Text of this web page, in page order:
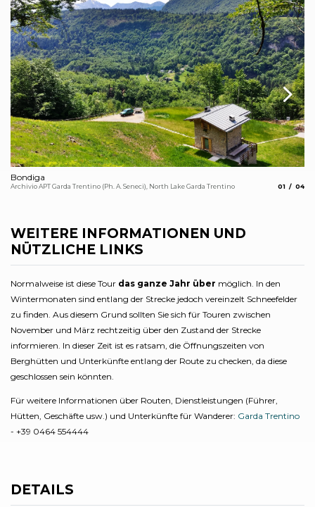
Bondiga
Archivio APT Garda Trentino (Ph. A. Seneci), North Lake Garda Trentino 01 04
WEITERE INFORMATIONEN UND
NÜTZLICHE LINKS
Normalweise ist diese Tour das ganze Jahr über möglich. In den
Wintermonaten sind entlang der Strecke jedoch vereinzelt Schneefelder
zu finden. Aus diesem Grund sollten Sie sich für Touren zwischen
November und März rechtzeitig über den Zustand der Strecke
informieren. In dieser Zeit ist es ratsam, die Öffnungszeiten von
Berghütten und Unterkünfte entlang der Route zu checken, da diese
geschlossen sein könnten.
Für weitere Informationen über Routen, Dienstleistungen (Führer,
Hütten, Geschäfte usw.) und Unterkünfte für Wanderer: Garda Trentino
- +39 0464 554444
DETAILS